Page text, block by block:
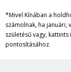
*Mivel Kínában a
számolnak, ha januári,
születésű vagy,
pontosításához.